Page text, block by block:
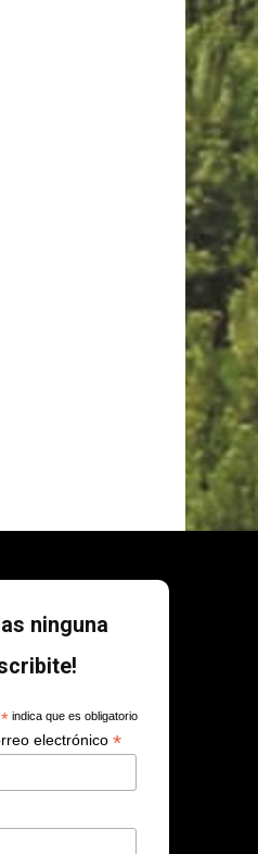
ninguna
*indica que es obligatorio
electrónico*